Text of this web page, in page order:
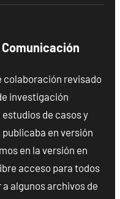
colaboración revisado
investigación
de casos y
en versión
en la versión en
acceso para todos
algunos archivos de